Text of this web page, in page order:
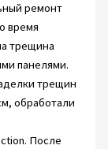
ремонт
время
трещина
панелями.
трещин
обработали
После